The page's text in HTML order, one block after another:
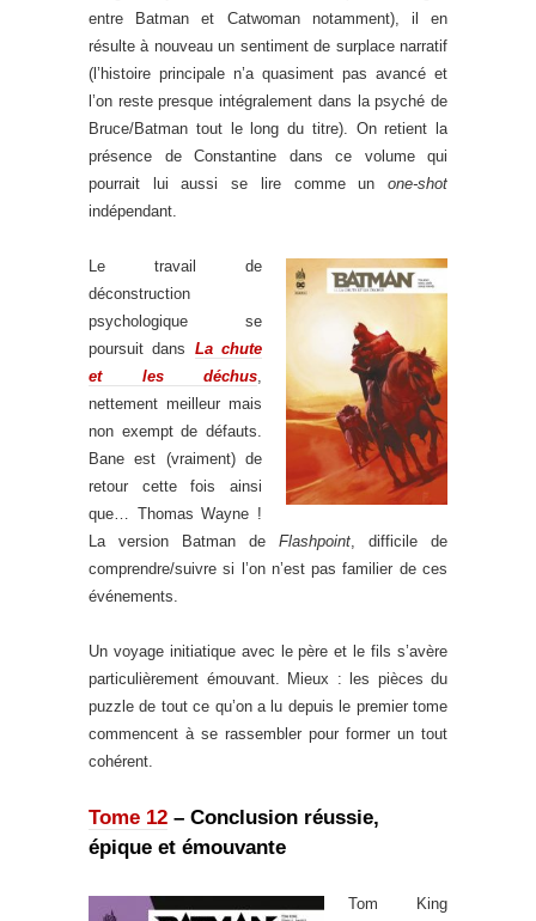
entre Batman et Catwoman notamment), il en
résulte à nouveau un sentiment de surplace narratif
(l’histoire principale n’a quasiment pas avancé et
l’on reste presque intégralement dans la psyché de
Bruce/Batman tout le long du titre). On retient la
présence de Constantine dans ce volume qui
pourrait lui aussi se lire comme un one-shot
indépendant.
Le travail de
déconstruction
psychologique se
poursuit dans La chute
et les déchus,
nettement meilleur mais
non exempt de défauts.
Bane est (vraiment) de
retour cette fois ainsi
que… Thomas Wayne !
La version Batman de Flashpoint, difficile de
comprendre/suivre si l’on n’est pas familier de ces
événements.
Un voyage initiatique avec le père et le fils s’avère
particulièrement émouvant. Mieux : les pièces du
puzzle de tout ce qu’on a lu depuis le premier tome
commencent à se rassembler pour former un tout
cohérent.
Tome 12 – Conclusion réussie,
épique et émouvante
Tom King